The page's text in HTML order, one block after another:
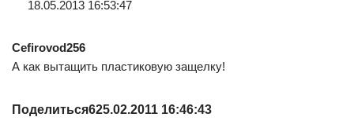
18.05.2013 16:53:47
Cefirovod256
А как вытащить пластиковую защелку!
Поделиться625.02.2011 16:46:43